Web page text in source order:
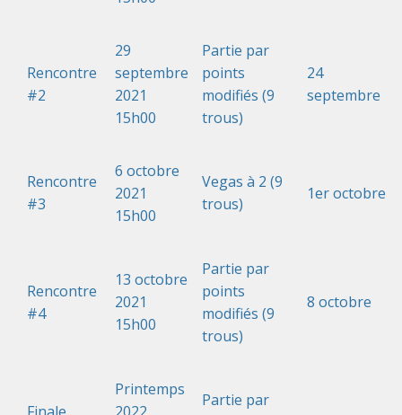
Rencontre
#2
29
septembre
2021
15h00
Partie par
points
modifiés (9
trous)
24
septembre
Rencontre
#3
6 octobre
2021
15h00
Vegas à 2 (9
trous)
1er octobre
Rencontre
#4
13 octobre
2021
15h00
Partie par
points
modifiés (9
trous)
8 octobre
Printemps
Partie par